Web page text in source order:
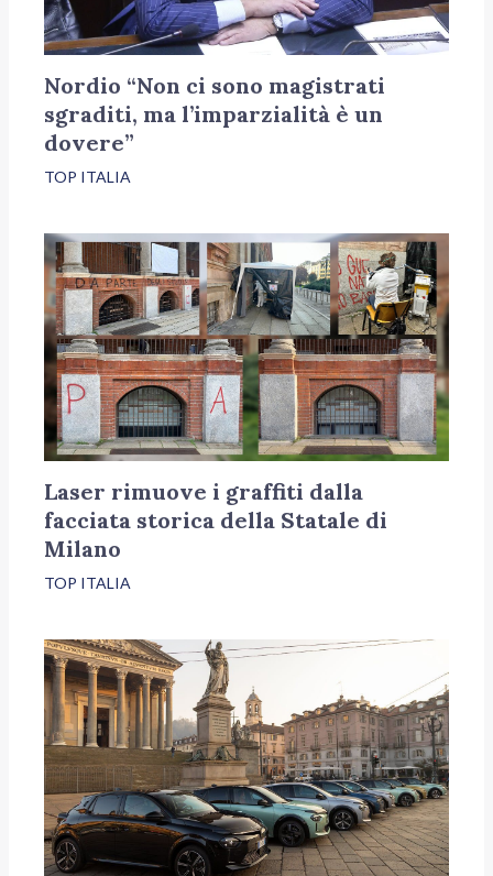
Nordio “Non ci sono magistrati
sgraditi, ma l’imparzialità è un
dovere”
TOP ITALIA
Laser rimuove i graffiti dalla
facciata storica della Statale di
Milano
TOP ITALIA